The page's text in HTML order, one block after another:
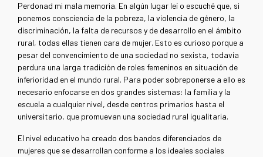
Perdonad mi mala memoria. En algún lugar leí o escuché que, si
ponemos consciencia de la pobreza, la violencia de género, la
discriminación, la falta de recursos y de desarrollo en el ámbito
rural, todas ellas tienen cara de mujer. Esto es curioso porque a
pesar del convencimiento de una sociedad no sexista, todavía
perdura una larga tradición de roles femeninos en situación de
inferioridad en el mundo rural. Para poder sobreponerse a ello es
necesario enfocarse en dos grandes sistemas: la familia y la
escuela a cualquier nivel, desde centros primarios hasta el
universitario, que promuevan una sociedad rural igualitaria.
El nivel educativo ha creado dos bandos diferenciados de
mujeres que se desarrollan conforme a los ideales sociales